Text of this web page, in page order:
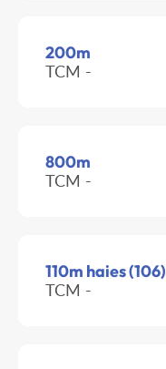
200m
TCM -
800m
TCM -
110m haies (106)
TCM -